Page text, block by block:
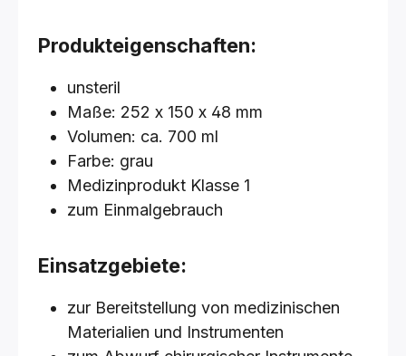
Produkteigenschaften:
unsteril
Maße: 252 x 150 x 48 mm
Volumen: ca. 700 ml
Farbe: grau
Medizinprodukt Klasse 1
zum Einmalgebrauch
Einsatzgebiete:
zur Bereitstellung von medizinischen
Materialien und Instrumenten